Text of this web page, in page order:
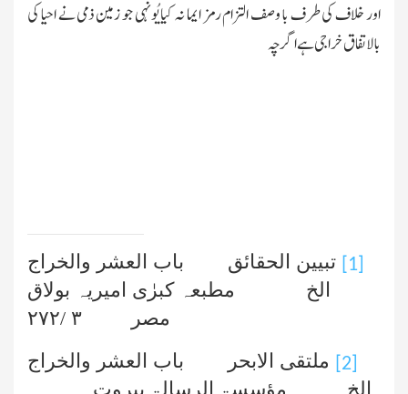
اور خلاف کی طرف با وصف التزام رمز ایما نہ کیا یُونہی جو زمین ذمی نے احیا کی
بالاتفاق خراجی ہے اگرچہ
[1]
تبیین الحقائق باب العشر والخراج
الخ مطبعہ کبرٰی امیریہ بولاق
مصر ۳ /۲۷۲
[2]
ملتقی الابحر باب العشر والخراج
الخ مؤسسۃ الرسالۃ بیروت